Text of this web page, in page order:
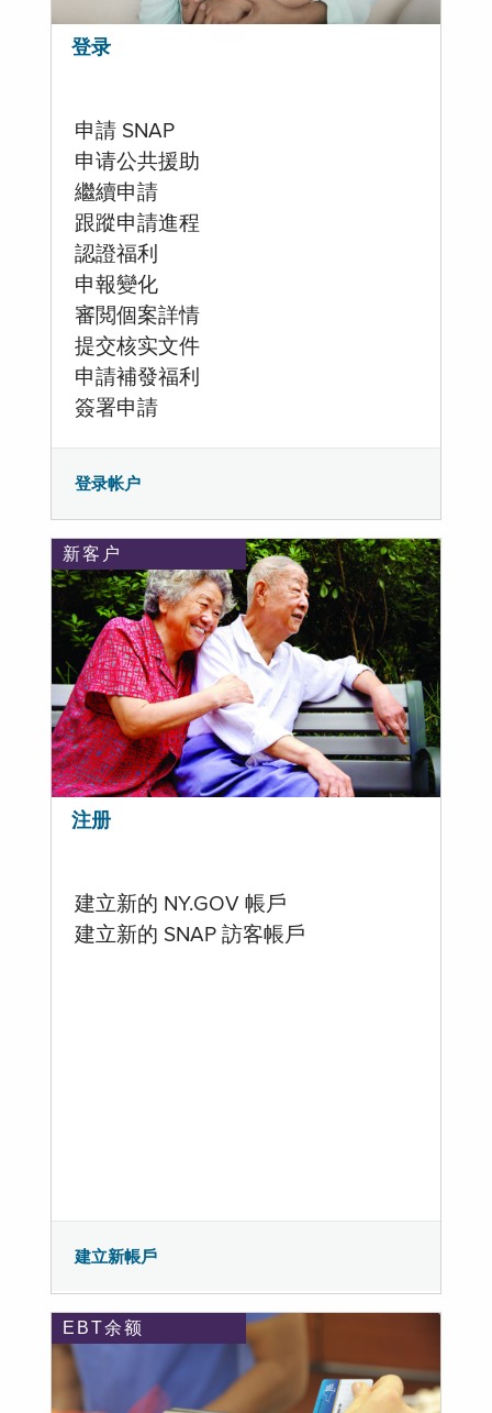
登录
申請 SNAP
申请公共援助
繼續申請
跟蹤申請進程
認證福利
申報變化
審閲個案詳情
提交核实文件
申請補發福利
簽署申請
登录帐户
新客户
注册
建立新的 NY.GOV 帳戶
建立新的 SNAP 訪客帳戶
建立新帳戶
EBT余额